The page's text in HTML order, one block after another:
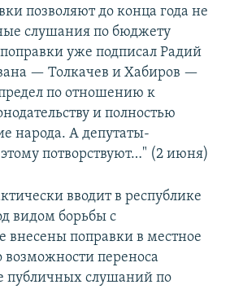
позволяют до конца года не
слушания по бюджету
уже подписал Радий
— Толкачев и Хабиров —
по отношению к
и полностью
народа. А депутаты-
потворствуют…" (2 июня)
вводит в республике
видом борьбы с
внесены поправки в местное
возможности переноса
публичных слушаний по